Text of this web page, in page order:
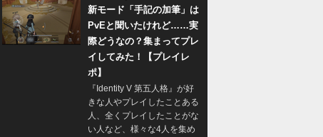
新モード「手記の加筆」は
PvEと聞いたけれど……実
際どうなの？集まってプレ
イしてみた！【プレイレ
ポ】
『Identity V 第五人格』が好
きな人やプレイしたことある
人、全くプレイしたことがな
い人など、様々な4人を集め